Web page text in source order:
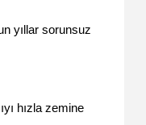
yıllar sorunsuz
hızla zemine